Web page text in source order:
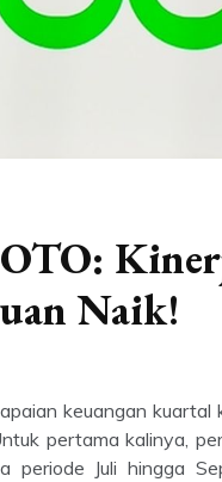
Naik!
keuangan
pertama kalinya,
periode Juli hingga